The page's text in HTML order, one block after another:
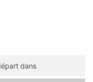
dans